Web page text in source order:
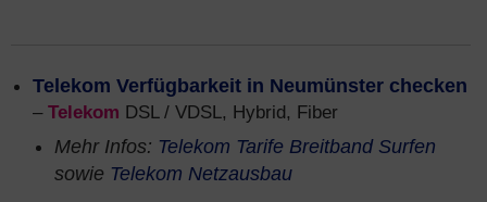
Telekom Verfügbarkeit in Neumünster checken
– Telekom DSL / VDSL, Hybrid, Fiber
Mehr Infos: Telekom Tarife Breitband Surfen
sowie Telekom Netzausbau